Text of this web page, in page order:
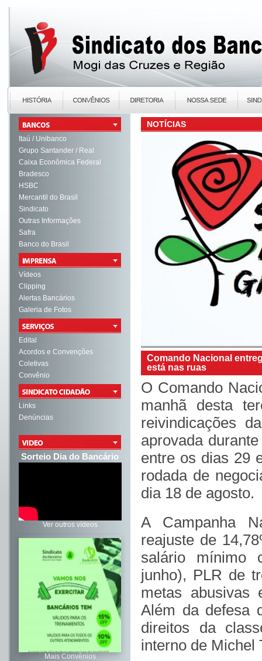
Itaú / Unibanco
Grupo Santander / Real
Caixa Econômica Federal
Bradesco
HSBC
Mercantil do Brasil
Sindicato
Outras Informações
Safra
Banco do Brasil
Vídeos
Clipping
Alertas Bancários
Galeria de Fotos
Edital
Acordos e Convenções
Coletivas
Convênio
Links
Denúncias
Sorteio Dia do Bancário
Ver outros vídeos
Mais Convênios
NOTÍCIAS
Comando Nacional
está nas ruas
O Comando
manhã desta
reivindicações
aprovada
entre os dias 29
rodada de
dia 18 de agosto.
A Campanha
reajuste de
salário mínimo
junho), PLR de
metas abusivas
Além da defesa
direitos da
interno de Michel